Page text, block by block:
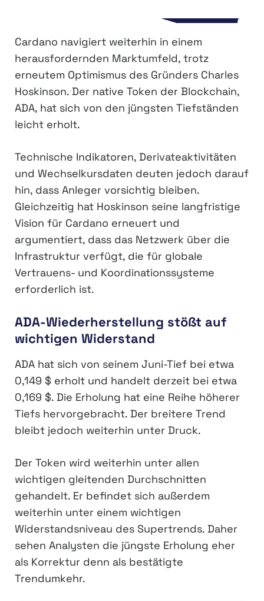
Cardano navigiert weiterhin in einem
herausfordernden Marktumfeld, trotz
erneutem Optimismus des Gründers Charles
Hoskinson. Der native Token der Blockchain,
ADA, hat sich von den jüngsten Tiefständen
leicht erholt.
Technische Indikatoren, Derivateaktivitäten
und Wechselkursdaten deuten jedoch darauf
hin, dass Anleger vorsichtig bleiben.
Gleichzeitig hat Hoskinson seine langfristige
Vision für Cardano erneuert und
argumentiert, dass das Netzwerk über die
Infrastruktur verfügt, die für globale
Vertrauens- und Koordinationssysteme
erforderlich ist.
ADA-Wiederherstellung stößt auf
wichtigen Widerstand
ADA hat sich von seinem Juni-Tief bei etwa
0,149 $ erholt und handelt derzeit bei etwa
0,169 $. Die Erholung hat eine Reihe höherer
Tiefs hervorgebracht. Der breitere Trend
bleibt jedoch weiterhin unter Druck.
Der Token wird weiterhin unter allen
wichtigen gleitenden Durchschnitten
gehandelt. Er befindet sich außerdem
weiterhin unter einem wichtigen
Widerstandsniveau des Supertrends. Daher
sehen Analysten die jüngste Erholung eher
als Korrektur denn als bestätigte
Trendumkehr.